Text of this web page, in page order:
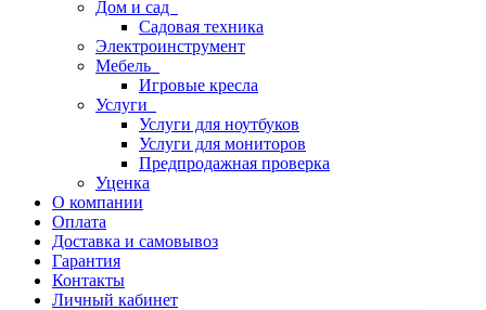
Дом и сад
Садовая техника
Электроинструмент
Мебель
Игровые кресла
Услуги
Услуги для ноутбуков
Услуги для мониторов
Предпродажная проверка
Уценка
О компании
Оплата
Доставка и самовывоз
Гарантия
Контакты
Личный кабинет